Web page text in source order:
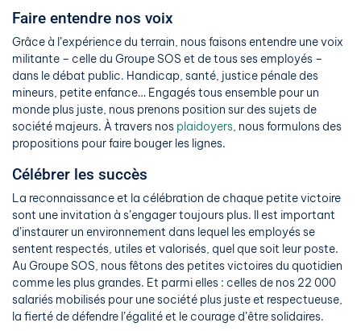
Faire entendre nos voix
Grâce à l’expérience du terrain, nous faisons entendre une voix
militante – celle du Groupe SOS et de tous ses employés –
dans le débat public. Handicap, santé, justice pénale des
mineurs, petite enfance… Engagés tous ensemble pour un
monde plus juste, nous prenons position sur des sujets de
société majeurs. À travers nos plaidoyers, nous formulons des
propositions pour faire bouger les lignes.
Célébrer les succès
La reconnaissance et la célébration de chaque petite victoire
sont une invitation à s’engager toujours plus. Il est important
d’instaurer un environnement dans lequel les employés se
sentent respectés, utiles et valorisés, quel que soit leur poste.
Au Groupe SOS, nous fêtons des petites victoires du quotidien
comme les plus grandes. Et parmi elles : celles de nos 22 000
salariés mobilisés pour une société plus juste et respectueuse,
la fierté de défendre l’égalité et le courage d’être solidaires.